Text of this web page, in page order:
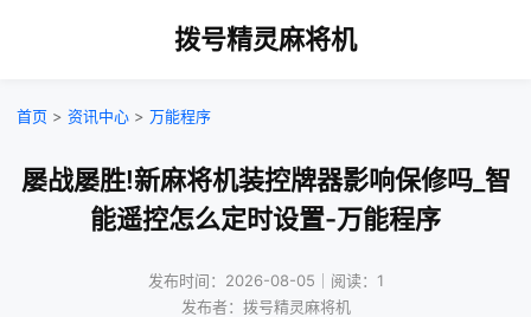
拨号精灵麻将机
首页 > 资讯中心 > 万能程序
屡战屡胜!新麻将机装控牌器影响保修吗_智
能遥控怎么定时设置-万能程序
发布时间：2026-08-05｜阅读：1
发布者：拨号精灵麻将机